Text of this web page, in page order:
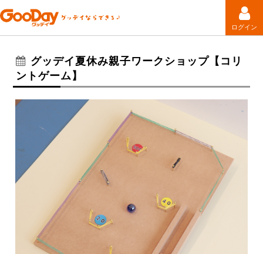
ログイン
グッデイ夏休み親子ワークショップ【コリ
ントゲーム】